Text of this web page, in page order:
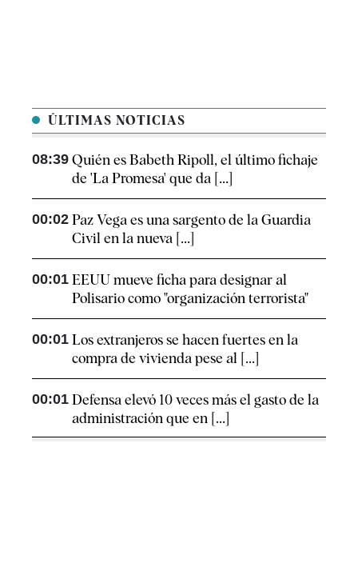
ÚLTIMAS NOTICIAS
08:39 Quién es Babeth Ripoll, el último fichaje
de 'La Promesa' que da [...]
00:02 Paz Vega es una sargento de la Guardia
Civil en la nueva [...]
00:01 EEUU mueve ficha para designar al
Polisario como "organización terrorista"
00:01 Los extranjeros se hacen fuertes en la
compra de vivienda pese al [...]
00:01 Defensa elevó 10 veces más el gasto de la
administración que en [...]